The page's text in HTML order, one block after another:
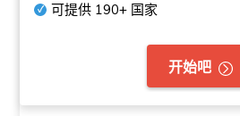
可提供 190+ 国家
开始吧